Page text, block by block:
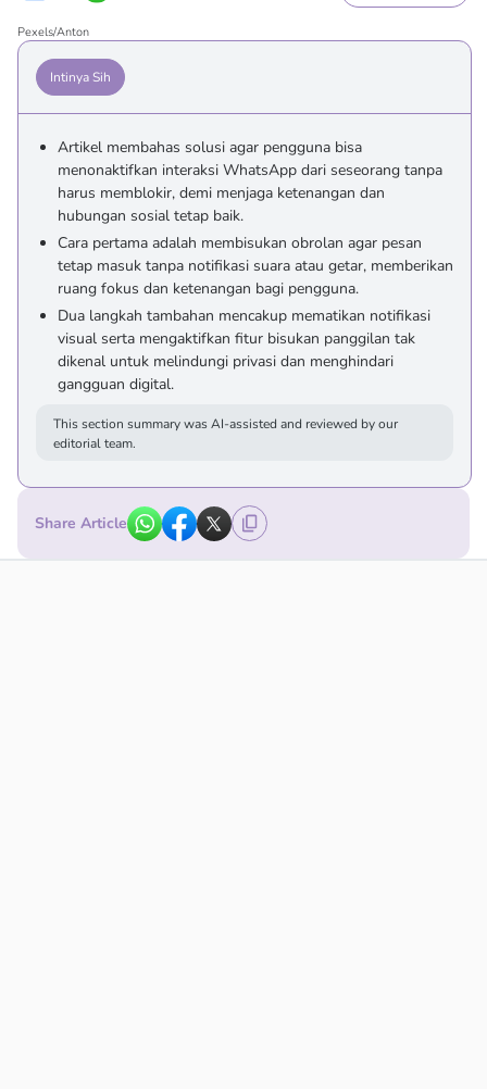
Pexels/Anton
Intinya Sih
Artikel membahas solusi agar pengguna bisa
menonaktifkan interaksi WhatsApp dari seseorang tanpa
harus memblokir, demi menjaga ketenangan dan
hubungan sosial tetap baik.
Cara pertama adalah membisukan obrolan agar pesan
tetap masuk tanpa notifikasi suara atau getar, memberikan
ruang fokus dan ketenangan bagi pengguna.
Dua langkah tambahan mencakup mematikan notifikasi
visual serta mengaktifkan fitur bisukan panggilan tak
dikenal untuk melindungi privasi dan menghindari
gangguan digital.
This section summary was AI-assisted and reviewed by our
editorial team.
Share Article